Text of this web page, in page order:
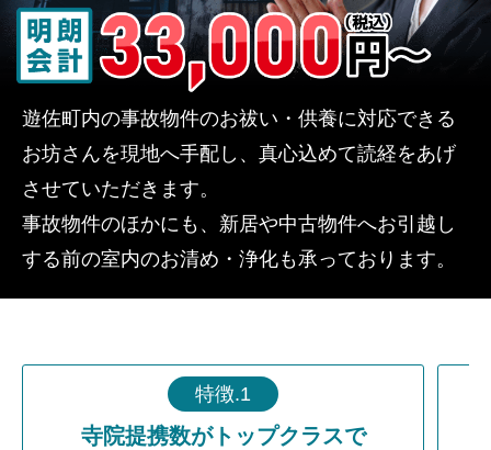
遊佐町内の事故物件のお祓い・供養に対応できる
お坊さんを現地へ手配し、真心込めて読経をあげ
させていただきます。
事故物件のほかにも、新居や中古物件へお引越し
する前の室内のお清め・浄化も承っております。
特徴.1
寺院提携数がトップクラスで